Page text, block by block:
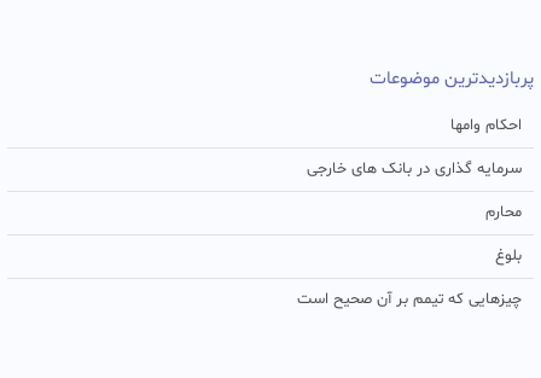
پربازدیدترین موضوعات
احکام وامها
سرمایه گذاری در بانک های خارجی
محارم
بلوغ
چیزهایی که تیمم بر آن صحیح است